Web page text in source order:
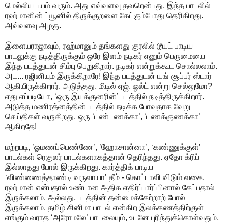
மெல்லிய பயம் வரும். அது எவ்வளவு தவறென்பது, இந்த பாடலில்
ரஹ்மானின் ட்யூனில் திருக்குறளை கேட்கும்போது தெரிகிறது.
அவ்வளவு அழகு.
இளையராஜாவும், ரஹ்மானும் தங்களது குரலில் டூயட் பாடிய
பாடலுக்கு நடித்திருக்கும் ஒரே இளம் நடிகர் எனும் பெருமையை
இந்த படத்துடன் சிம்பு பெறுகிறார். நடிகர் என்றுக்கூட சொல்லலாம்.
அட... ரஜினியும் இருக்கிறாரே! இந்த படத்துடன் யங் சூப்பர் ஸ்டார்
ஆகியிருக்கிறார். அடுத்தது, மிடில் ஏஜ், ஓல்ட் என்று செல்லுமோ?
எது எப்படியோ, ‘ஒரு இயக்குனரின்’ படத்தில் நடித்திருக்கிறார்.
அடுத்த மணிரத்னத்தின் படத்தில் நடிக்க போவதாக வேறு
செய்திகள் வருகிறது. ஒரு ‘டண்டணக்கா’, ‘டணக்குணக்கா’
ஆகிறதே!
மற்றபடி, ’ஓமணப்பெண்ணே’, ’ஹோசான்னா’, ‘கண்ணுக்குள்’
பாடல்கள் ரெகுலர் பாடல்களாகத்தான் தெரிந்தது. ஏதோ க்ரிப்
இல்லாதது போல் இருக்கிறது. கார்த்திக் பாடிய
‘விண்ணைத்தாண்டி வருவாயா’ தீம் - கொட்டாவி விடும் வகை.
ரஹ்மான் என்பதால் உண்டான அதிக எதிர்ப்பார்ப்பினால் கேட்பதால்
இருக்கலாம். அல்லது, படத்தின் தன்மைக்கேற்றாற் போல்
இருக்கலாம். தமிழ் சினிமா பாடல் என்கிற இலக்கணத்திற்குள்
எங்கும் வராத ‘அரோமலே’ பாடலையும், உடனே புரிந்துக்கொள்வதும்,